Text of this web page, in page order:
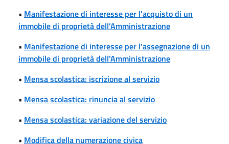
• Manifestazione di interesse per l'acquisto di un
immobile di proprietà dell'Amministrazione
• Manifestazione di interesse per l'assegnazione di un
immobile di proprietà dell'Amministrazione
• Mensa scolastica: iscrizione al servizio
• Mensa scolastica: rinuncia al servizio
• Mensa scolastica: variazione del servizio
• Modifica della numerazione civica